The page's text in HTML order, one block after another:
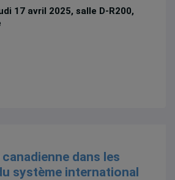
17 avril 2025, salle D-R200,
dans les
système international